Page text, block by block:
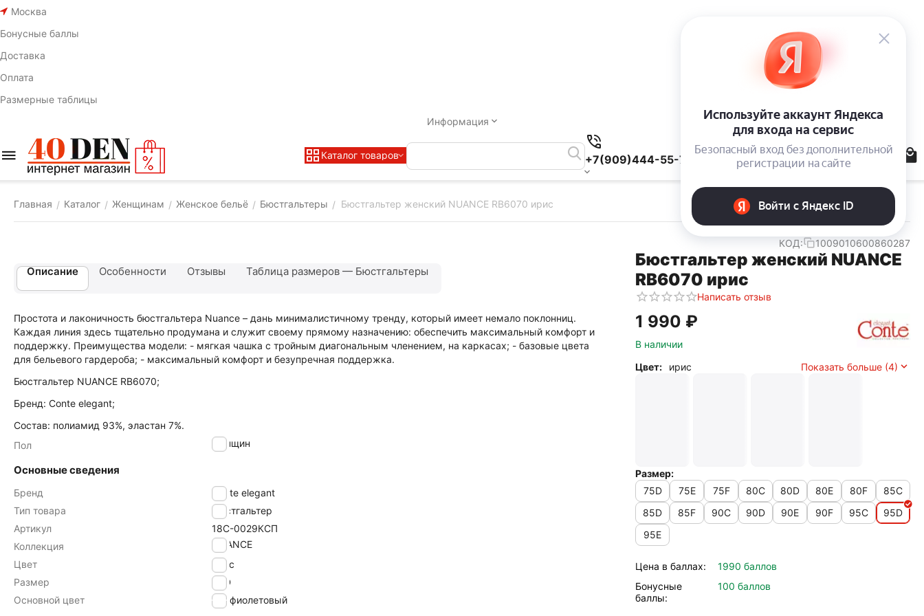
Москва
Бонусные баллы
Доставка
Оплата
Размерные таблицы
Информация
Каталог товаров +7(909)444-55-78
Главная / Каталог / Женщинам / Женское бельё / Бюстгальтеры / Бюстгальтер женский NUANCE RB6070 ирис
КОД: 1009010600860287
Бюстгальтер женский NUANCE
RB6070 ирис
Написать отзыв
1 990 ₽
В наличии
Цвет:
ирис Показать больше (4)
Размер:
75D
75E 75F 80C 80D 80E 80F
85C
85D
85F 90C 90D 90E 90F 95C
95D
95E
Цена в баллах:
1990 баллов
Бонусные
баллы:
100 баллов
Описание Особенности Отзывы Таблица размеров — Бюстгальтеры
Простота и лаконичность бюстгальтера Nuance – дань минималистичному тренду, который имеет немало поклонниц.
Каждая линия здесь тщательно продумана и служит своему прямому назначению: обеспечить максимальный комфорт и
поддержку. Преимущества модели: - мягкая чашка с тройным диагональным членением, на каркасах; - базовые цвета
для бельевого гардероба; - максимальный комфорт и безупречная поддержка.
Бюстгальтер NUANCE RB6070;
Бренд: Conte elegant;
Состав: полиамид 93%, эластан 7%.
Пол
женщин
Основные сведения
Бренд
Conte elegant
Тип товара
Бюстгальтер
Артикул
18С-0029КСП
Коллекция
NUANCE
Цвет
ирис
Размер
95D
Основной цвет
фиолетовый